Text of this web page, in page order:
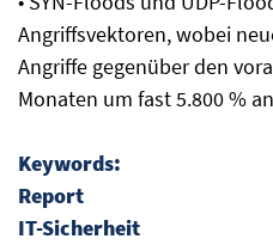
Angriffsvektoren, wobei
Angriffe gegenüber den
Monaten um fast 5.800 %
Keywords:
Report
IT-Sicherheit